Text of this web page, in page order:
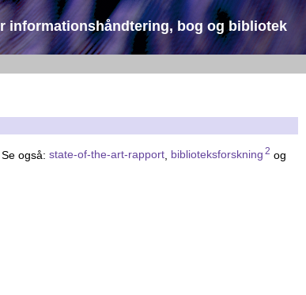
informationshåndtering, bog og bibliotek
også: state-of-the-art-rapport biblioteksforskning 2 og